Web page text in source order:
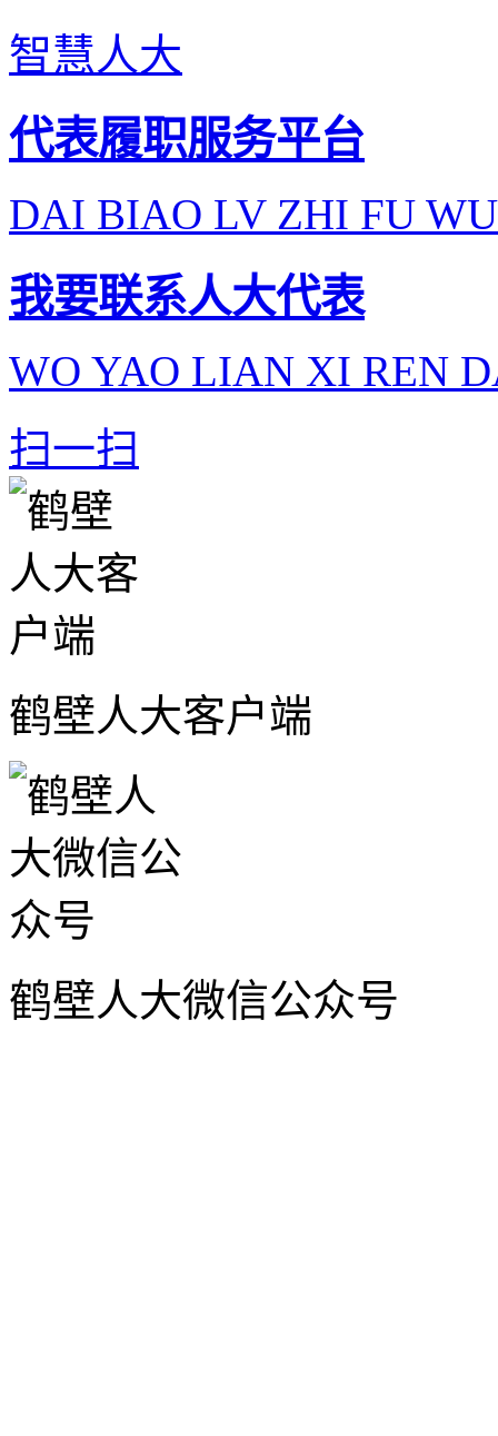
智慧人大
代表履职服务平台
DAI BIAO LV ZHI FU
我要联系人大代表
WO YAO LIAN XI REN
扫一扫
鹤壁人大客户端
鹤壁人大微信公众号